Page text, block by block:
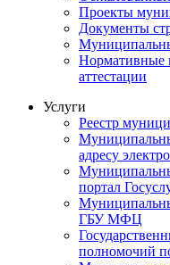
Проекты
Документы
Нормативные
аттестации
Услуги
Реестр
адресу
портал
ГБУ МФЦ
полномочий